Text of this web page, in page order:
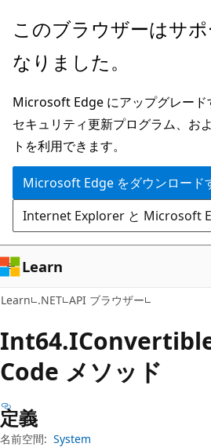
メ
ン
ン
テ
ン
ツ
に
ス
キ
ッ
プ
ペ
ジ
ナ
ビ
ゲ
ー
シ
ョ
ン
に
ス
キ
プ
このブラウザーはサ
なりました。
Microsoft Edge にアップグレード
セキュリティ更新プログラム、お
トを利用できます。
Microsoft Edge をダウンロード
Internet Explorer と Microsoft
Learn
Learn .NET API ブラウザー
Code メソッド
定義
名前空間: System